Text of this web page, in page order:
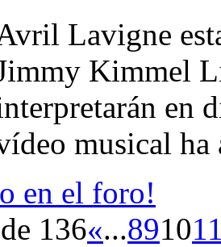
Lavigne
Kimmel
en
musical ha
en el foro!
136«...8910